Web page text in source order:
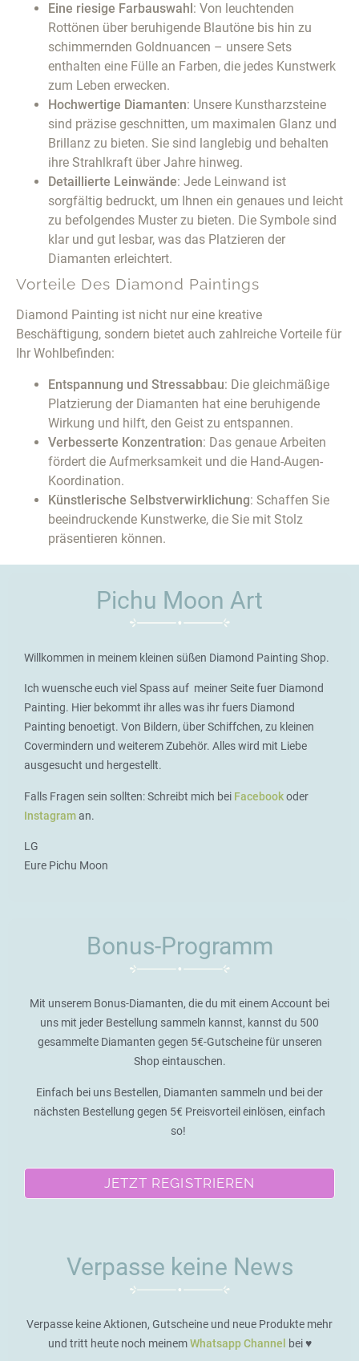
Eine riesige Farbauswahl : Von leuchtenden
Rottönen über beruhigende Blautöne bis hin zu
schimmernden Goldnuancen – unsere Sets
enthalten eine Fülle an Farben, die jedes Kunstwerk
zum Leben erwecken.
Hochwertige Diamanten: Unsere Kunstharzsteine
sind präzise geschnitten, um maximalen Glanz und
Brillanz zu bieten. Sie sind langlebig und behalten
ihre Strahlkraft über Jahre hinweg.
Detaillierte Leinwände: Jede Leinwand ist
sorgfältig bedruckt, um Ihnen ein genaues und leicht
zu befolgendes Muster zu bieten. Die Symbole sind
klar und gut lesbar, was das Platzieren der
Diamanten erleichtert.
Vorteile Des Diamond Paintings
Diamond Painting ist nicht nur eine kreative
Beschäftigung, sondern bietet auch zahlreiche Vorteile für
Ihr Wohlbefinden:
Entspannung und Stressabbau: Die gleichmäßige
Platzierung der Diamanten hat eine beruhigende
Wirkung und hilft, den Geist zu entspannen.
Verbesserte Konzentration: Das genaue Arbeiten
fördert die Aufmerksamkeit und die Hand-Augen-
Koordination.
Künstlerische Selbstverwirklichung: Schaffen Sie
beeindruckende Kunstwerke, die Sie mit Stolz
präsentieren können.
Pichu Moon Art
Willkommen in meinem kleinen süßen Diamond Painting Shop.
Ich wuensche euch viel Spass auf meiner Seite fuer Diamond
Painting. Hier bekommt ihr alles was ihr fuers Diamond
Painting benoetigt. Von Bildern, über Schiffchen, zu kleinen
Covermindern und weiterem Zubehör. Alles wird mit Liebe
ausgesucht und hergestellt.
Falls Fragen sein sollten: Schreibt mich bei Facebookoder
Instagraman.
LG
Eure Pichu Moon
Bonus-Programm
Mit unserem Bonus-Diamanten, die du mit einem Account bei
uns mit jeder Bestellung sammeln kannst, kannst du 500
gesammelte Diamanten gegen 5€-Gutscheine für unseren
Shop eintauschen.
Einfach bei uns Bestellen, Diamanten sammeln und bei der
nächsten Bestellung gegen 5€ Preisvorteil einlösen, einfach
so!
JETZT REGISTRIEREN
Verpasse keine News
Verpasse keine Aktionen, Gutscheine und neue Produkte mehr
und tritt heute noch meinemWhatsapp Channel bei ♥️